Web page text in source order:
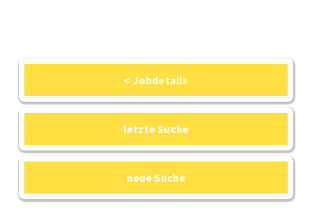
< Jobdetails
letzte Suche
neue Suche